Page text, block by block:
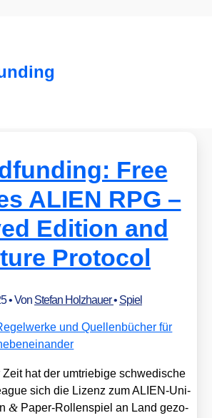
Free
ALIEN RPG –
Edition and
Protocol
• Von Stefan Holzhauer• Spiel
hat der umtrie­bi­ge schwe­di­sche
sich die Lizenz zum ALI­EN-Uni­
& Paper-Rol­len­spiel an Land gezo­